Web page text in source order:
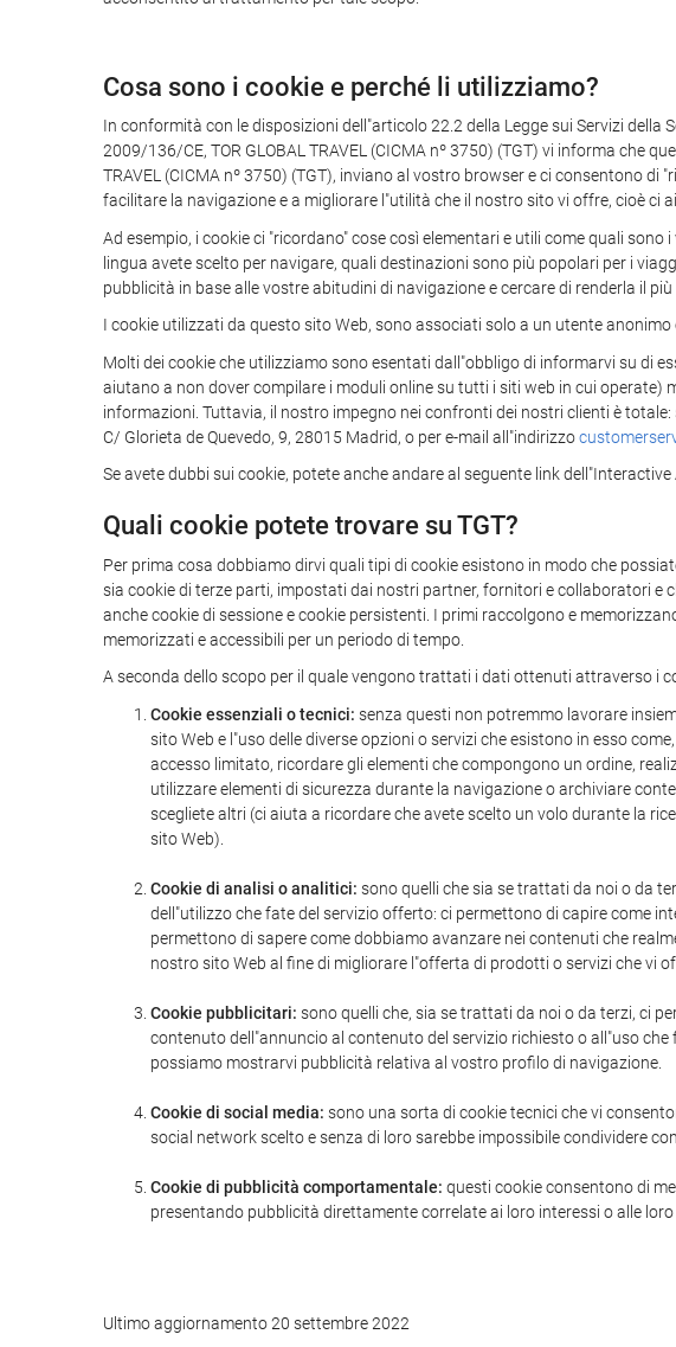
Cosa sono i cookie e perché li utilizziamo?
In conformità con le disposizioni dell"articolo 22.2 della Legge sui Servizi
2009/136/CE, TOR GLOBAL TRAVEL (CICMA nº 3750) (TGT) vi informa che
TRAVEL (CICMA nº 3750) (TGT), inviano al vostro browser e ci consentono
facilitare la navigazione e a migliorare l"utilità che il nostro sito vi offre, cioè ci
Ad esempio, i cookie ci "ricordano" cose così elementari e utili come quali
lingua avete scelto per navigare, quali destinazioni sono più popolari per i
pubblicità in base alle vostre abitudini di navigazione e cercare di renderla il
I cookie utilizzati da questo sito Web, sono associati solo a un utente
Molti dei cookie che utilizziamo sono esentati dall"obbligo di informarvi su di
aiutano a non dover compilare i moduli online su tutti i siti web in cui operate)
informazioni. Tuttavia, il nostro impegno nei confronti dei nostri clienti è
C/ Glorieta de Quevedo, 9, 28015 Madrid, o per e-mail all"indirizzo
Se avete dubbi sui cookie, potete anche andare al seguente link
Quali cookie potete trovare su TGT?
Per prima cosa dobbiamo dirvi quali tipi di cookie esistono in modo che
sia cookie di terze parti, impostati dai nostri partner, fornitori e collaboratori e
anche cookie di sessione e cookie persistenti. I primi raccolgono e
memorizzati e accessibili per un periodo di tempo.
A seconda dello scopo per il quale vengono trattati i dati ottenuti attraverso i
Cookie essenziali o tecnici: senza questi non potremmo lavorare
sito Web e l"uso delle diverse opzioni o servizi che esistono in esso
accesso limitato, ricordare gli elementi che compongono un ordine,
utilizzare elementi di sicurezza durante la navigazione o archiviare
scegliete altri (ci aiuta a ricordare che avete scelto un volo durante la
sito Web).
Cookie di analisi o analitici: sono quelli che sia se trattati da noi o da
dell"utilizzo che fate del servizio offerto: ci permettono di capire come
permettono di sapere come dobbiamo avanzare nei contenuti che
nostro sito Web al fine di migliorare l"offerta di prodotti o servizi che vi
Cookie pubblicitari: sono quelli che, sia se trattati da noi o da terzi, ci
contenuto dell"annuncio al contenuto del servizio richiesto o all"uso
possiamo mostrarvi pubblicità relativa al vostro profilo di navigazione.
Cookie di social media: sono una sorta di cookie tecnici che vi
social network scelto e senza di loro sarebbe impossibile condividere
Cookie di pubblicità comportamentale: questi cookie consentono di
presentando pubblicità direttamente correlate ai loro interessi o alle
Ultimo aggiornamento 20 settembre 2022